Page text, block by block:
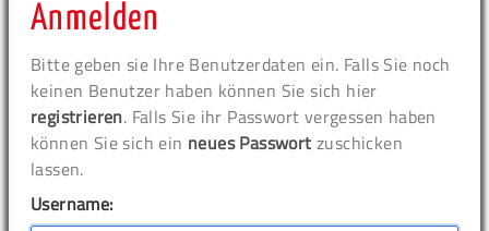
Anmelden
Bitte geben sie Ihre Benutzerdaten ein. Falls Sie noch
keinen Benutzer haben können Sie sich hier
registrieren. Falls Sie ihr Passwort vergessen haben
können Sie sich ein neues Passwort zuschicken
lassen.
Username: